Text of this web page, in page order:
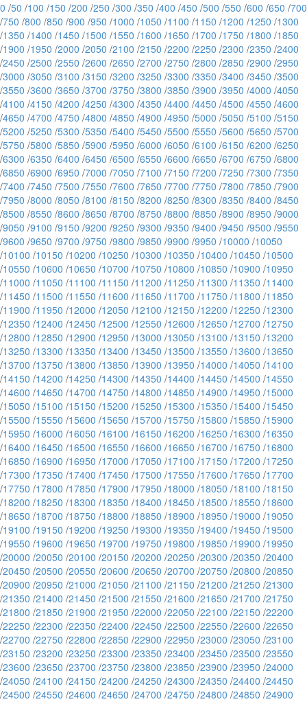
0 /50 /100 /150 /200 /250 /300 /350 /400 /450 /500 /550 /600 /650 /700
/750 /800 /850 /900 /950 /1000 /1050 /1100 /1150 /1200 /1250 /1300
/1350 /1400 /1450 /1500 /1550 /1600 /1650 /1700 /1750 /1800 /1850
/1900 /1950 /2000 /2050 /2100 /2150 /2200 /2250 /2300 /2350 /2400
/2450 /2500 /2550 /2600 /2650 /2700 /2750 /2800 /2850 /2900 /2950
/3000 /3050 /3100 /3150 /3200 /3250 /3300 /3350 /3400 /3450 /3500
/3550 /3600 /3650 /3700 /3750 /3800 /3850 /3900 /3950 /4000 /4050
/4100 /4150 /4200 /4250 /4300 /4350 /4400 /4450 /4500 /4550 /4600
/4650 /4700 /4750 /4800 /4850 /4900 /4950 /5000 /5050 /5100 /5150
/5200 /5250 /5300 /5350 /5400 /5450 /5500 /5550 /5600 /5650 /5700
/5750 /5800 /5850 /5900 /5950 /6000 /6050 /6100 /6150 /6200 /6250
/6300 /6350 /6400 /6450 /6500 /6550 /6600 /6650 /6700 /6750 /6800
/6850 /6900 /6950 /7000 /7050 /7100 /7150 /7200 /7250 /7300 /7350
/7400 /7450 /7500 /7550 /7600 /7650 /7700 /7750 /7800 /7850 /7900
/7950 /8000 /8050 /8100 /8150 /8200 /8250 /8300 /8350 /8400 /8450
/8500 /8550 /8600 /8650 /8700 /8750 /8800 /8850 /8900 /8950 /9000
/9050 /9100 /9150 /9200 /9250 /9300 /9350 /9400 /9450 /9500 /9550
/9600 /9650 /9700 /9750 /9800 /9850 /9900 /9950 /10000 /10050
/10100 /10150 /10200 /10250 /10300 /10350 /10400 /10450 /10500
/10550 /10600 /10650 /10700 /10750 /10800 /10850 /10900 /10950
/11000 /11050 /11100 /11150 /11200 /11250 /11300 /11350 /11400
/11450 /11500 /11550 /11600 /11650 /11700 /11750 /11800 /11850
/11900 /11950 /12000 /12050 /12100 /12150 /12200 /12250 /12300
/12350 /12400 /12450 /12500 /12550 /12600 /12650 /12700 /12750
/12800 /12850 /12900 /12950 /13000 /13050 /13100 /13150 /13200
/13250 /13300 /13350 /13400 /13450 /13500 /13550 /13600 /13650
/13700 /13750 /13800 /13850 /13900 /13950 /14000 /14050 /14100
/14150 /14200 /14250 /14300 /14350 /14400 /14450 /14500 /14550
/14600 /14650 /14700 /14750 /14800 /14850 /14900 /14950 /15000
/15050 /15100 /15150 /15200 /15250 /15300 /15350 /15400 /15450
/15500 /15550 /15600 /15650 /15700 /15750 /15800 /15850 /15900
/15950 /16000 /16050 /16100 /16150 /16200 /16250 /16300 /16350
/16400 /16450 /16500 /16550 /16600 /16650 /16700 /16750 /16800
/16850 /16900 /16950 /17000 /17050 /17100 /17150 /17200 /17250
/17300 /17350 /17400 /17450 /17500 /17550 /17600 /17650 /17700
/17750 /17800 /17850 /17900 /17950 /18000 /18050 /18100 /18150
/18200 /18250 /18300 /18350 /18400 /18450 /18500 /18550 /18600
/18650 /18700 /18750 /18800 /18850 /18900 /18950 /19000 /19050
/19100 /19150 /19200 /19250 /19300 /19350 /19400 /19450 /19500
/19550 /19600 /19650 /19700 /19750 /19800 /19850 /19900 /19950
/20000 /20050 /20100 /20150 /20200 /20250 /20300 /20350 /20400
/20450 /20500 /20550 /20600 /20650 /20700 /20750 /20800 /20850
/20900 /20950 /21000 /21050 /21100 /21150 /21200 /21250 /21300
/21350 /21400 /21450 /21500 /21550 /21600 /21650 /21700 /21750
/21800 /21850 /21900 /21950 /22000 /22050 /22100 /22150 /22200
/22250 /22300 /22350 /22400 /22450 /22500 /22550 /22600 /22650
/22700 /22750 /22800 /22850 /22900 /22950 /23000 /23050 /23100
/23150 /23200 /23250 /23300 /23350 /23400 /23450 /23500 /23550
/23600 /23650 /23700 /23750 /23800 /23850 /23900 /23950 /24000
/24050 /24100 /24150 /24200 /24250 /24300 /24350 /24400 /24450
/24500 /24550 /24600 /24650 /24700 /24750 /24800 /24850 /24900